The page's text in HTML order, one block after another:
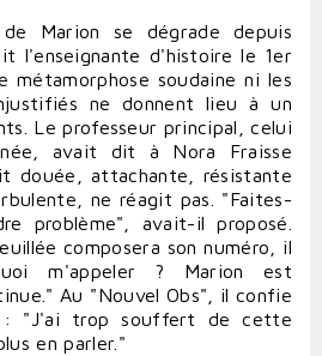
Marion se dégrade depuis
l'enseignante d'histoire le 1er
métamorphose soudaine ni les
ne donnent lieu à un
Le professeur principal, celui
avait dit à Nora Fraisse
douée, attachante, résistante
ne réagit pas. "Faites-
problème", avait-il proposé.
composera son numéro, il
m'appeler ? Marion est
Au "Nouvel Obs", il confie
: "J'ai trop souffert de cette
en parler."